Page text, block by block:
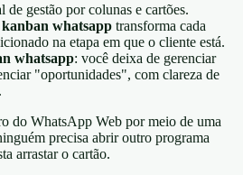
gestão por colunas e cartões.
kanban whatsapp transforma cada
na etapa em que o cliente está.
whatsapp: você deixa de gerenciar
"oportunidades", com clareza de
do WhatsApp Web por meio de uma
precisa abrir outro programa
arrastar o cartão.